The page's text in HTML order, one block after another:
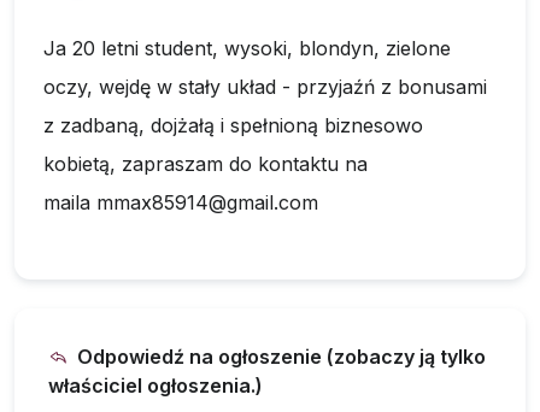
Ja 20 letni student, wysoki, blondyn, zielone
oczy, wejdę w stały układ - przyjaźń z bonusami
z zadbaną, dojżałą i spełnioną biznesowo
kobietą, zapraszam do kontaktu na
maila mmax85914@gmail.com
Odpowiedź na ogłoszenie (zobaczy ją tylko
właściciel ogłoszenia.)